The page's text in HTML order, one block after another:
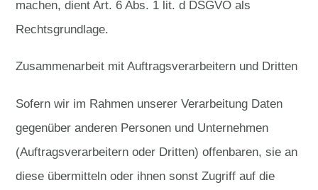
machen, dient Art. 6 Abs. 1 lit. d DSGVO als
Rechtsgrundlage.
Zusammenarbeit mit Auftragsverarbeitern und Dritten
Sofern wir im Rahmen unserer Verarbeitung Daten
gegenüber anderen Personen und Unternehmen
(Auftragsverarbeitern oder Dritten) offenbaren, sie an
diese übermitteln oder ihnen sonst Zugriff auf die